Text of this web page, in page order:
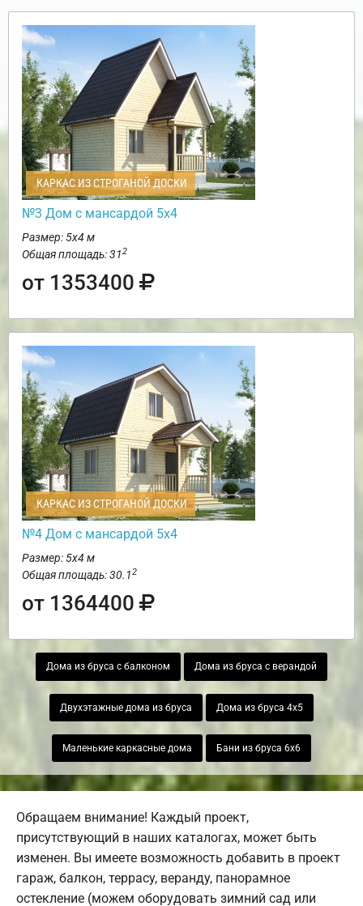
КАРКАС ИЗ СТРОГАНОЙ ДОСКИ
№3 Дом с мансардой 5х4
Размер: 5х4 м
Общая площадь: 312
от 1353400
КАРКАС ИЗ СТРОГАНОЙ ДОСКИ
№4 Дом с мансардой 5х4
Размер: 5х4 м
Общая площадь: 30.12
от 1364400
Дома из бруса с балконом Дома из бруса с верандой
Двухэтажные дома из бруса Дома из бруса 4х5
Маленькие каркасные дома Бани из бруса 6х6
Обращаем внимание! Каждый проект,
присутствующий в наших каталогах, может быть
изменен. Вы имеете возможность добавить в проект
гараж, балкон, террасу, веранду, панорамное
остекление (можем оборудовать зимний сад или